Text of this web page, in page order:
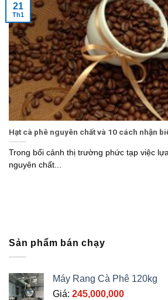
Hạt cà phê nguyên chất và 10 cách nhận
Trong bối cảnh thị trường phức tạp việc
nguyên chất...
21
Th1
Sản phẩm bán chạy
Máy Rang Cà Phê 120kg
Giá: 245,000,000